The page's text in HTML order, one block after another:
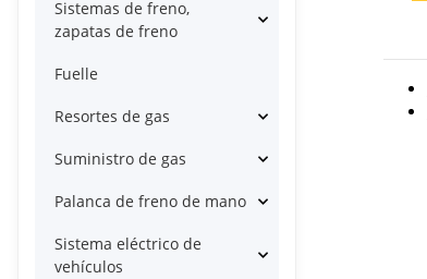
Sistemas de freno,
zapatas de freno
Fuelle
Resortes de gas
Suministro de gas
Palanca de freno de mano
Sistema eléctrico de
vehículos